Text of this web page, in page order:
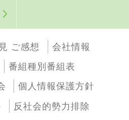
ご感想
会社情報
番組種別番組表
個人情報保護方針
反社会的勢力排除